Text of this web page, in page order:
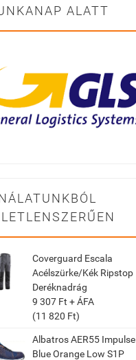
ALATT
Coverguard Escala
Acélszürke/Kék Ripstop
Deréknadrág
9 307 Ft + ÁFA
(11 820 Ft)
Albatros AER55 Impulse
Blue Orange Low S1P